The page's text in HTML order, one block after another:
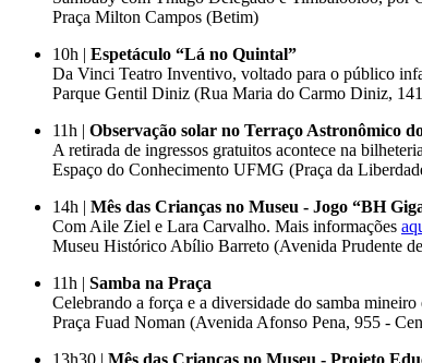
Praça Milton Campos (Betim)
10h | Espetáculo “Lá no Quintal”
Da Vinci Teatro Inventivo, voltado para o público
Parque Gentil Diniz (Rua Maria do Carmo Diniz,
11h | Observação solar no Terraço Astronômico
A retirada de ingressos gratuitos acontece na
Espaço do Conhecimento UFMG (Praça da
14h | Mês das Crianças no Museu - Jogo “BH
Com Aile Ziel e Lara Carvalho. Mais informações
Museu Histórico Abílio Barreto (Avenida Prudente
11h | Samba na Praça
Celebrando a força e a diversidade do samba mineiro
Praça Fuad Noman (Avenida Afonso Pena, 955 -
13h30 | Mês das Crianças no Museu - Projeto